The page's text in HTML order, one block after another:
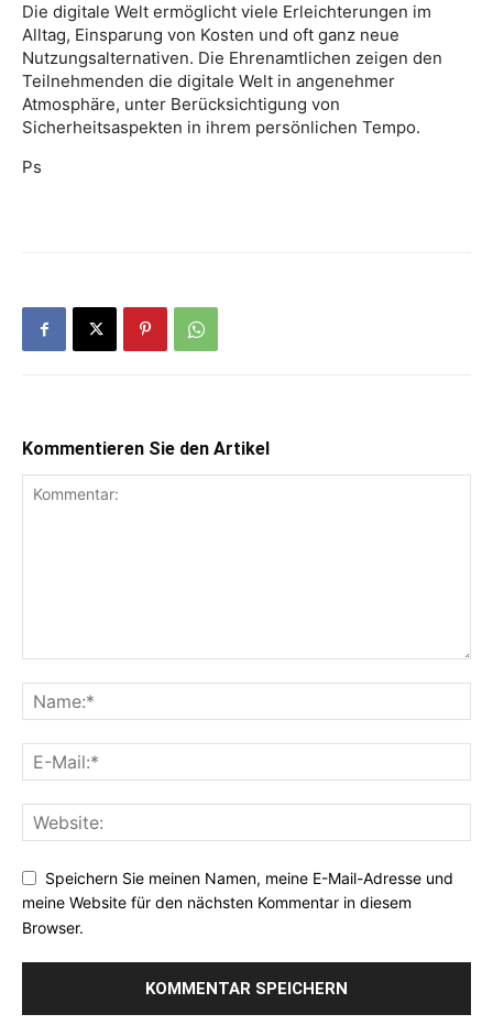
Die digitale Welt ermöglicht viele Erleichterungen im
Alltag, Einsparung von Kosten und oft ganz neue
Nutzungsalternativen. Die Ehrenamtlichen zeigen den
Teilnehmenden die digitale Welt in angenehmer
Atmosphäre, unter Berücksichtigung von
Sicherheitsaspekten in ihrem persönlichen Tempo.
Ps
Kommentieren Sie den Artikel
Speichern Sie meinen Namen, meine E-Mail-Adresse und
meine Website für den nächsten Kommentar in diesem
Browser.